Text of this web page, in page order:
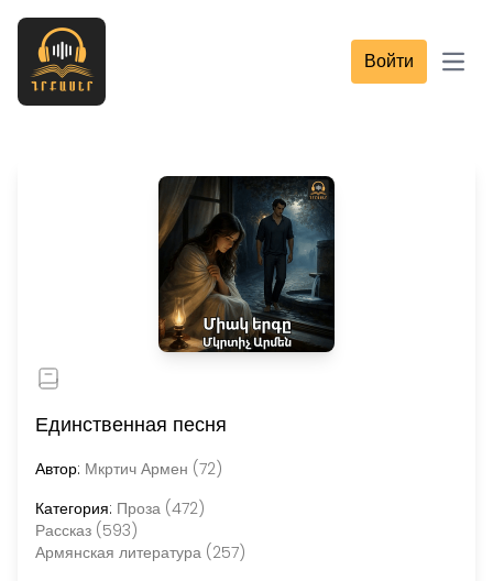
Войти
Единственная песня
Автор: Мкртич Армен (72)
Категория: Проза (472)
Рассказ (593)
Армянская литература (257)